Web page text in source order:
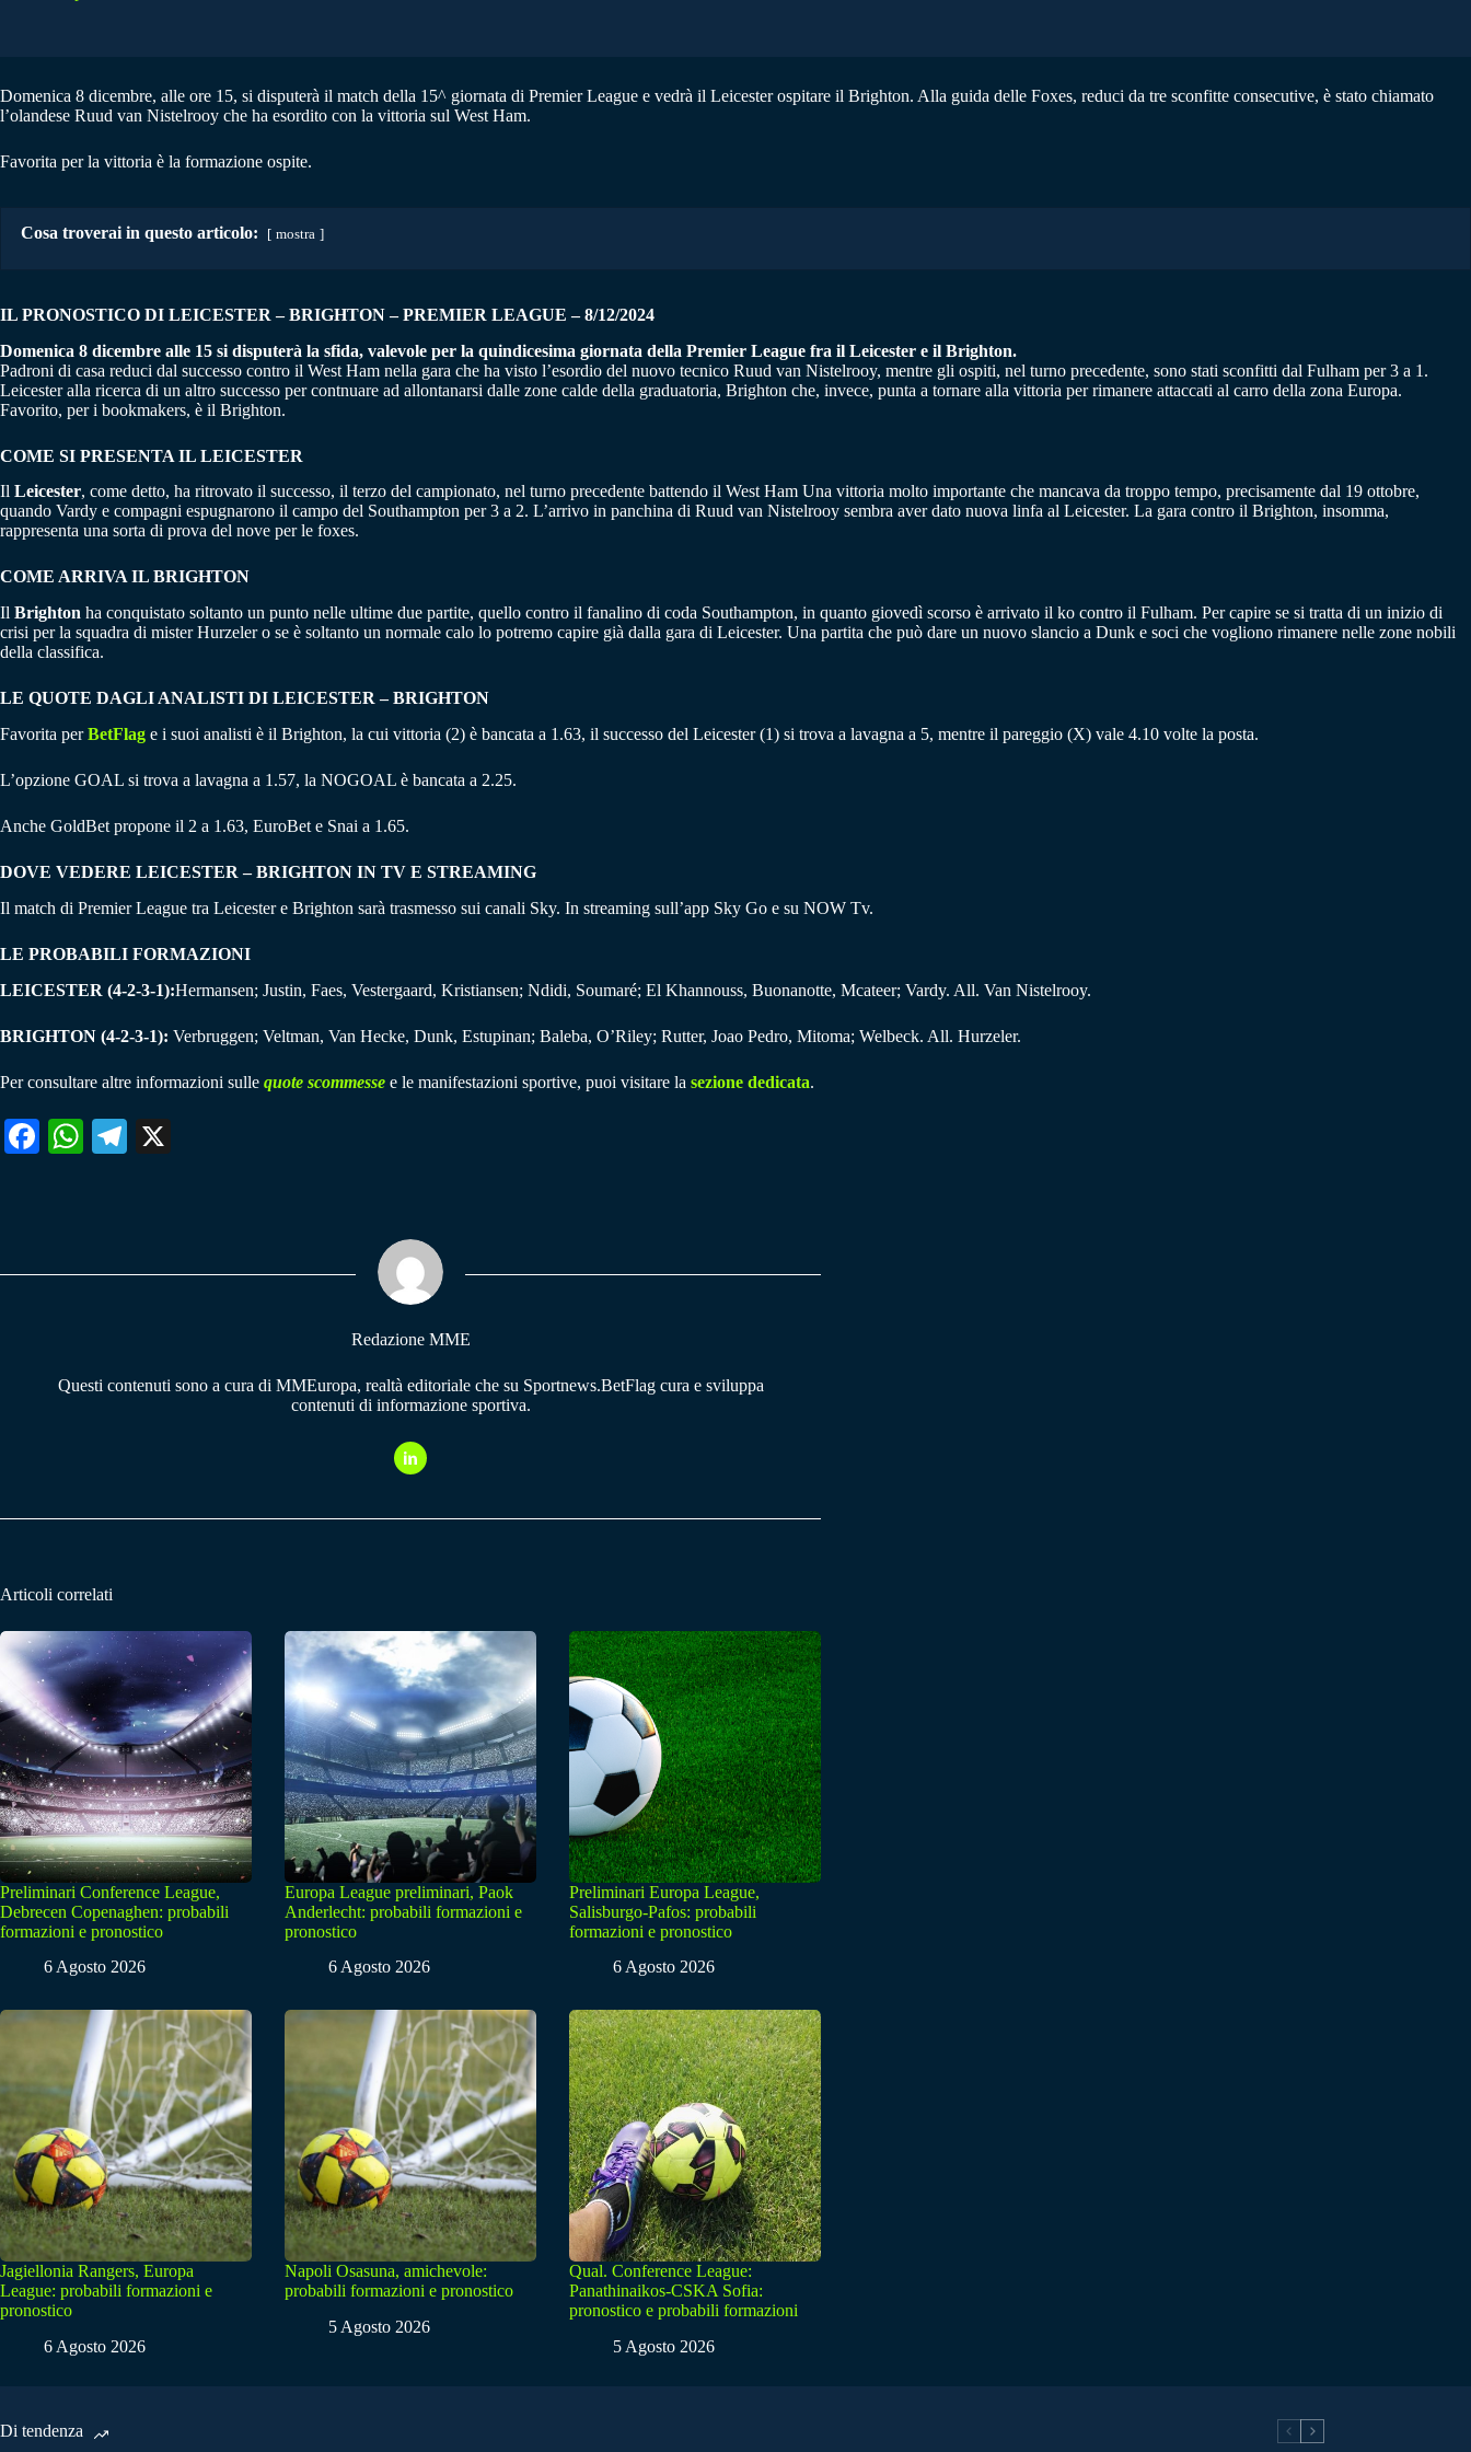
Domenica 8 dicembre, alle ore 15, si disputerà il match della 15^ giornata di Premier League e vedrà il Leicester ospitare il Brighton. Alla guida delle Foxes, reduci da tre sconfitte consecutive, è stato chiamato
l’olandese Ruud van Nistelrooy che ha esordito con la vittoria sul West Ham.
Favorita per la vittoria è la formazione ospite.
Cosa troverai in questo articolo: mostra
IL PRONOSTICO DI LEICESTER – BRIGHTON–PREMIER LEAGUE – 8/12/2024
Domenica 8 dicembre alle 15 si disputerà la sfida, valevole per la quindicesima giornata della Premier League fra il Leicester e il Brighton.
Padroni di casa reduci dal successo contro il West Ham nella gara che ha visto l’esordio del nuovo tecnico Ruud van Nistelrooy, mentre gli ospiti, nel turno precedente, sono stati sconfitti dal Fulham per 3 a 1.
Leicester alla ricerca di un altro successo per contnuare ad allontanarsi dalle zone calde della graduatoria, Brighton che, invece, punta a tornare alla vittoria per rimanere attaccati al carro della zona Europa.
Favorito, per i bookmakers, è il Brighton.
COME SI PRESENTA IL LEICESTER
Il Leicester, come detto, ha ritrovato il successo, il terzo del campionato, nel turno precedente battendo il West Ham Una vittoria molto importante che mancava da troppo tempo, precisamente dal 19 ottobre,
quando Vardy e compagni espugnarono il campo del Southampton per 3 a 2. L’arrivo in panchina di Ruud van Nistelrooy sembra aver dato nuova linfa al Leicester. La gara contro il Brighton, insomma,
rappresenta una sorta di prova del nove per le foxes.
COME ARRIVA IL BRIGHTON
Il Brighton ha conquistato soltanto un punto nelle ultime due partite, quello contro il fanalino di coda Southampton, in quanto giovedì scorso è arrivato il ko contro il Fulham. Per capire se si tratta di un inizio di
crisi per la squadra di mister Hurzeler o se è soltanto un normale calo lo potremo capire già dalla gara di Leicester. Una partita che può dare un nuovo slancio a Dunk e soci che vogliono rimanere nelle zone nobili
della classifica.
LE QUOTE DAGLI ANALISTI DI LEICESTER – BRIGHTON
Favorita perBetFlag e i suoi analisti è il Brighton, la cui vittoria (2) è bancata a 1.63, il successo del Leicester (1) si trova a lavagna a 5, mentre il pareggio (X) vale 4.10 volte la posta.
L’opzione GOAL si trova a lavagna a 1.57, la NOGOAL è bancata a 2.25.
Anche GoldBet propone il 2 a 1.63, EuroBet e Snai a 1.65.
DOVE VEDERE LEICESTER – BRIGHTON IN TV E STREAMING
Il match di Premier League tra Leicester e Brighton sarà trasmesso sui canali Sky. In streaming sull’app Sky Go e su NOW Tv.
LE PROBABILI FORMAZIONI
LEICESTER (4-2-3-1):Hermansen; Justin, Faes, Vestergaard, Kristiansen; Ndidi, Soumaré; El Khannouss, Buonanotte, Mcateer; Vardy. All. Van Nistelrooy.
BRIGHTON (4-2-3-1): Verbruggen; Veltman, Van Hecke, Dunk, Estupinan; Baleba, O’Riley; Rutter, Joao Pedro, Mitoma; Welbeck. All. Hurzeler.
Per consultare altre informazioni sulle quote scommesse e le manifestazioni sportive, puoi visitare la sezione dedicata.
Fa W
pp
Te
m
Redazione MME
Questi contenuti sono a cura di MMEuropa, realtà editoriale che su Sportnews.BetFlag cura e sviluppa
contenuti di informazione sportiva.
Articoli correlati
Preliminari Conference League,
Debrecen Copenaghen: probabili
formazioni e pronostico
6 Agosto 2026
Europa League preliminari, Paok
Anderlecht: probabili formazioni e
pronostico
6 Agosto 2026
Preliminari Europa League,
Salisburgo-Pafos: probabili
formazioni e pronostico
6 Agosto 2026
Jagiellonia Rangers, Europa
League: probabili formazioni e
pronostico
6 Agosto 2026
Napoli Osasuna, amichevole:
probabili formazioni e pronostico
5 Agosto 2026
Qual. Conference League:
Panathinaikos-CSKA Sofia:
pronostico e probabili formazioni
5 Agosto 2026
Di tendenza